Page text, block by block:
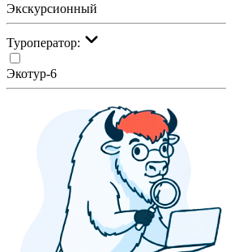
Экскурсионный
Туроператор:
Экотур-6